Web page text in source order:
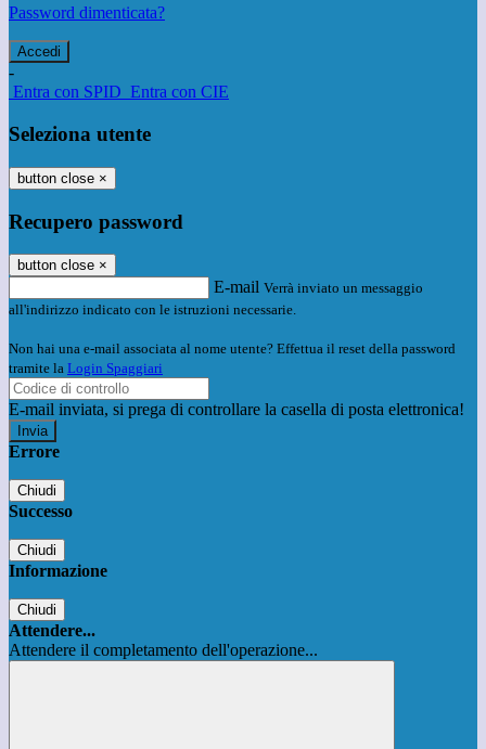
Password dimenticata?
-
Entra con SPID Entra con CIE
Seleziona utente
button close ×
Recupero password
button close ×
E-mail Verrà inviato un messaggio
all'indirizzo indicato con le istruzioni necessarie.
Non hai una e-mail associata al nome utente? Effettua il reset della password
tramite la Login Spaggiari
E-mail inviata, si prega di controllare la casella di posta elettronica!
Errore
Chiudi
Successo
Chiudi
Informazione
Chiudi
Attendere...
Attendere il completamento dell'operazione...